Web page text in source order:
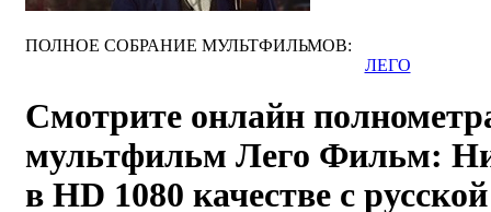
ПОЛНОЕ СОБРАНИЕ МУЛЬТФИЛЬМОВ:
ЛЕГО
Смотрите онлайн
мультфильм Лего Фильм:
в HD 1080 качестве с